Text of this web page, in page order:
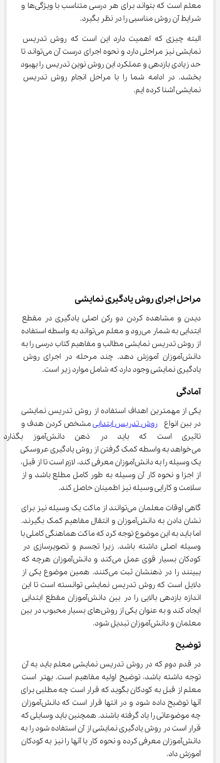
معلم است که بتواند برای هر درسی متناسب با ویژگی‌ها و
شرایط آن روش مناسبی را در نظر بگیرد.
البته چیزی که اهمیت دارد این است که روش تدریس
نمایشی نیز مراحلی دارد و نحوه اجرای درست آن می‌تواند تا
حد زیادی بازدهی و عملکرد این روش نوین تدریس را بهبود
بخشد. در ادامه شما را با مراحل انجام روش تدریس
نمایشی آشنا کرده ایم.
مراحل اجرای روش یادگیری نمایشی
دیدن و مشاهده کردن دو رکن اصلی یادگیری در مقطع
ابتدایی به شمار می‌رود و معلم می‌تواند به واسطه استفاده
از روش تدریس نمایشی مطالب و مفاهیم کتاب درسی را به
دانش‌آموزان آموزش دهد. چند مرحله در اجرای روش
یادگیری نمایشی وجود دارد که شامل موارد زیر است.
آمادگی
یکی از مهمترین اهداف استفاده از روش تدریس نمایشی
در بین انواع روش‌ تدریس ابتدایی
مشخص کردن هدف و
تاثیری است که باید در
می‌خواهد به واسطه کمک گرفتن از روش یادگیری عروسکی
یک وسیله را به دانش‌آموزان معرفی کند، لازم است تا از قبل،
از اجزا و نحوه کار آن وسیله به طور کامل مطلع باشد و از
سلامت و کارایی وسیله نیز اطمینان حاصل کند.
گاهی اوقات معلمان می‌توانند از ماکت یک وسیله نیز برای
نشان دادن به دانش‌آموزان و انتقال مفاهیم کمک بگیرند.
اما باید به این موضوع توجه کرد که ماکت هماهنگی کاملی با
وسیله اصلی داشته باشد. زیرا تجسم و تصویرسازی در
کودکان بسیار قوی عمل می‌کند و دانش‌آموزان هرچه که
ببینند را در ذهنشان ثبت می‌کنند. همین موضوع یکی از
دلایل است که روش تدریس نمایشی توانسته است تا این
اندازه بازدهی بالایی را در بین دانش‌آموزان مقطع ابتدایی
ایجاد کند و به عنوان یکی از روش‌های بسیار محبوب در بین
معلمان و دانش‌آموزان تبدیل شود.
توضیح
در قدم دوم که در روش تدریس نمایشی معلم باید به آن
توجه داشته باشد، توضیح اولیه مفاهیم است. بهتر است
معلم از قبل به کودکان بگوید که قرار است چه مطلبی برای
آنها توضیح داده شود و در انتها قرار است که دانش‌آموزان
چه موضوعاتی را یاد گرفته باشند. همچنین باید وسایلی که
قرار است در روش یادگیری نمایشی از آن استفاده شود را به
دانش‌آموزان معرفی کرده و نحوه کار با آنها را نیز به کودکان
آموزش داد.